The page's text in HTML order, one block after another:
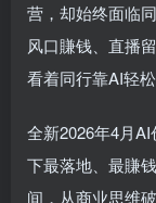
营，却始终面临
风口賺钱、直播
看着同行靠AI轻
全新2026年4月
下最落地、最賺
间，从商业思维